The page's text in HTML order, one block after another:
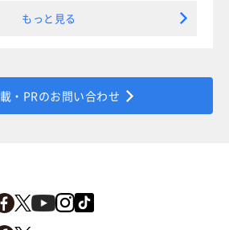
もっと見る
・PRのお問い合わせ